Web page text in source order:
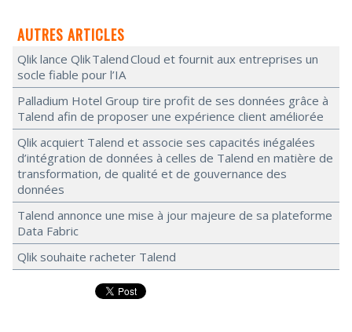
AUTRES ARTICLES
Qlik lance Qlik Talend Cloud et fournit aux entreprises un
socle fiable pour l’IA
Palladium Hotel Group tire profit de ses données grâce à
Talend afin de proposer une expérience client améliorée
Qlik acquiert Talend et associe ses capacités inégalées
d’intégration de données à celles de Talend en matière de
transformation, de qualité et de gouvernance des
données
Talend annonce une mise à jour majeure de sa plateforme
Data Fabric
Qlik souhaite racheter Talend